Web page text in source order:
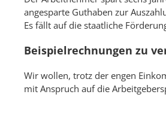
angesparte Guthaben zur
Es fällt auf die staatliche
Beispielrechnungen zu
Wir wollen, trotz der engen
mit Anspruch auf die